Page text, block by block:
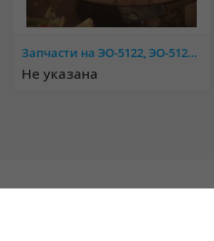
Запчасти на ЭО-5122, ЭО-5124, ЭО-2503, ЭО-6123.
Не указана